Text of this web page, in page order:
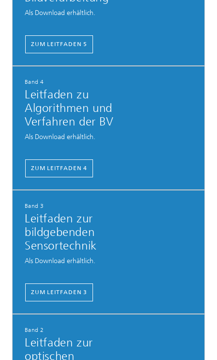
Als Download erhältlich.
ZUM LEITFADEN 5
Band 4
Leitfaden zu
Algorithmen und
Verfahren der BV
Als Download erhältlich.
ZUM LEITFADEN 4
Band 3
Leitfaden zur
bildgebenden
Sensortechnik
Als Download erhältlich.
ZUM LEITFADEN 3
Band 2
Leitfaden zur
optischen